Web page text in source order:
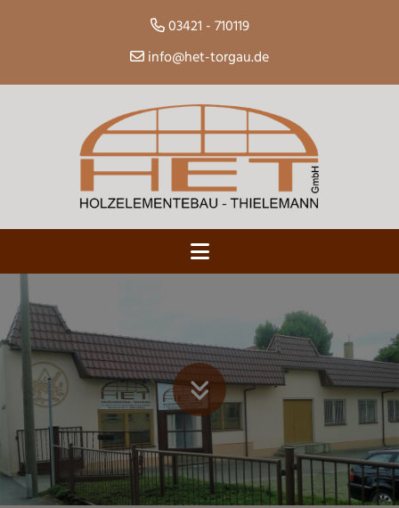
03421 - 710119
info@het-torgau.de